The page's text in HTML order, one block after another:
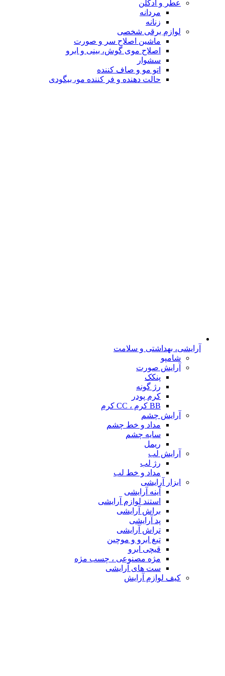
عطر و ادکلن
مردانه
زنانه
لوازم برقی شخصی
ماشین اصلاح سر و صورت
اصلاح موی گوش، بینی و ابرو
سشوار
اتو مو و صاف کننده
حالت دهنده و فر کننده مو، بیگودی
آرایشی، بهداشتی و سلامت
شامپو
آرایش صورت
پنکک
رژ گونه
کرم پودر
BB کرم ، CC کرم
آرایش چشم
مداد و خط چشم
سایه چشم
ریمل
آرایش لب
رژ لب
مداد و خط لب
ابزار آرایشی
آینه آرایشی
استند لوازم آرایشی
براش آرایشی
پد آرایشی
تراش آرایشی
تیغ ابرو و موچین
قیچی ابرو
مژه مصنوعی ، چسب مژه
ست های آرایشی
کیف لوازم آرایش